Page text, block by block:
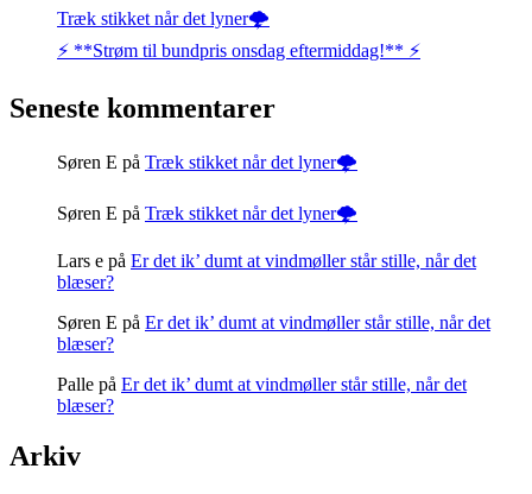
Træk stikket når det lyner🌩️
⚡️ **Strøm til bundpris onsdag eftermiddag!** ⚡️
Seneste kommentarer
Søren E på Træk stikket når det lyner🌩️
Søren E på Træk stikket når det lyner🌩️
Lars e på Er det ik’ dumt at vindmøller står stille, når det
blæser?
Søren E på Er det ik’ dumt at vindmøller står stille, når det
blæser?
Palle på Er det ik’ dumt at vindmøller står stille, når det
blæser?
Arkiv